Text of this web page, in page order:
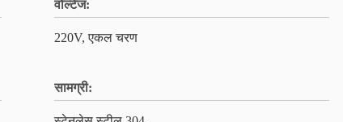
वोल्टेज:
220V, एकल चरण
सामग्री: